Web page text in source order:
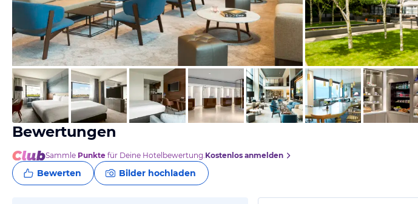
vom Hotelier, Januar 2018 vom Hotelier, Januar 2018
Bewertungen
Sammle Punkte für Deine Hotelbewertung.Kostenlos anmelden
Bewerten Bilder hochladen